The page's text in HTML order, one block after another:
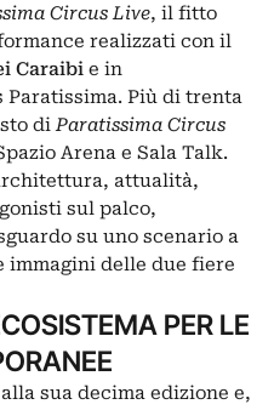
Circus Live, il fitto
realizzati con il
Caraibi e in
Paratissima. Più di trenta
diParatissima Circus
Arena e Sala Talk.
attualità,
sul palco,
su uno scenario a
immagini delle due fiere
PER LE
sua decima edizione e,